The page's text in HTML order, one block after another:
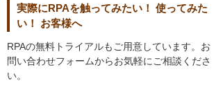
実際にRPAを触ってみたい！ 使ってみた
い！ お客様へ
RPAの無料トライアルもご用意しています。お
問い合わせフォームからお気軽にご相談くださ
い。